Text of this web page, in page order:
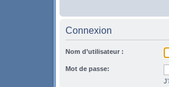
Connexion
Nom d’utilisateur :
Mot de passe: